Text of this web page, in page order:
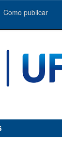
Como publicar